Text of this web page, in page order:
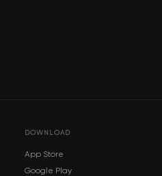
DOWNLOAD
App Store
Google Play